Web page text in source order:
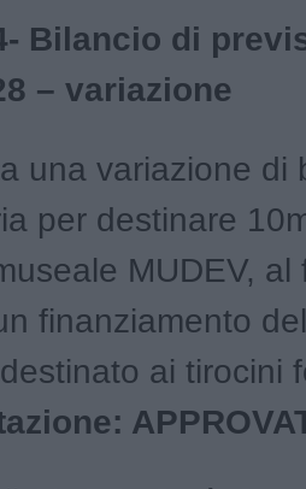
Bilancio di
– variazione
una variazione di
per destinare
MUDEV, al
finanziamento
ai tirocini